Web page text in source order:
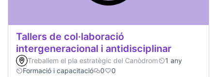
Tallers de col·laboració
intergeneracional i antidisciplinar
Treballem el pla estratègic del Canòdrom
1 any
Formació i capacitació
0 0